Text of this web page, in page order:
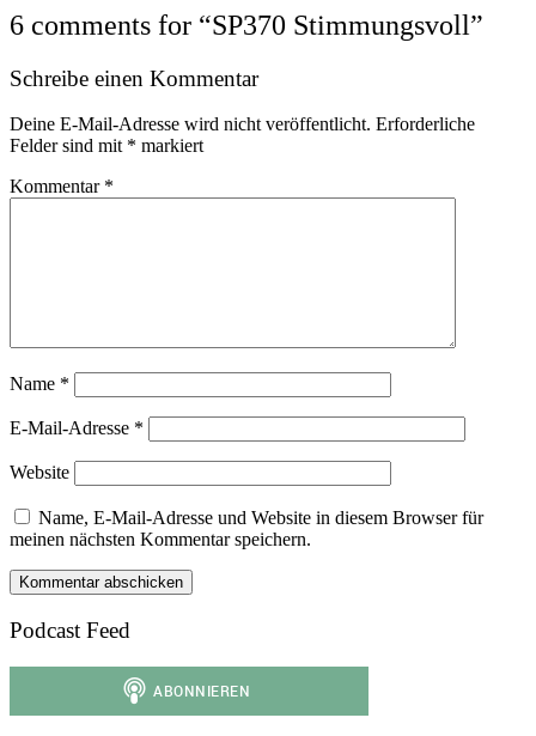
6 comments for “SP370 Stimmungsvoll”
Schreibe einen Kommentar
Deine E-Mail-Adresse wird nicht veröffentlicht. Erforderliche
Felder sind mit * markiert
Kommentar *
Name *
E-Mail-Adresse *
Website
Name, E-Mail-Adresse und Website in diesem Browser für
meinen nächsten Kommentar speichern.
Podcast Feed